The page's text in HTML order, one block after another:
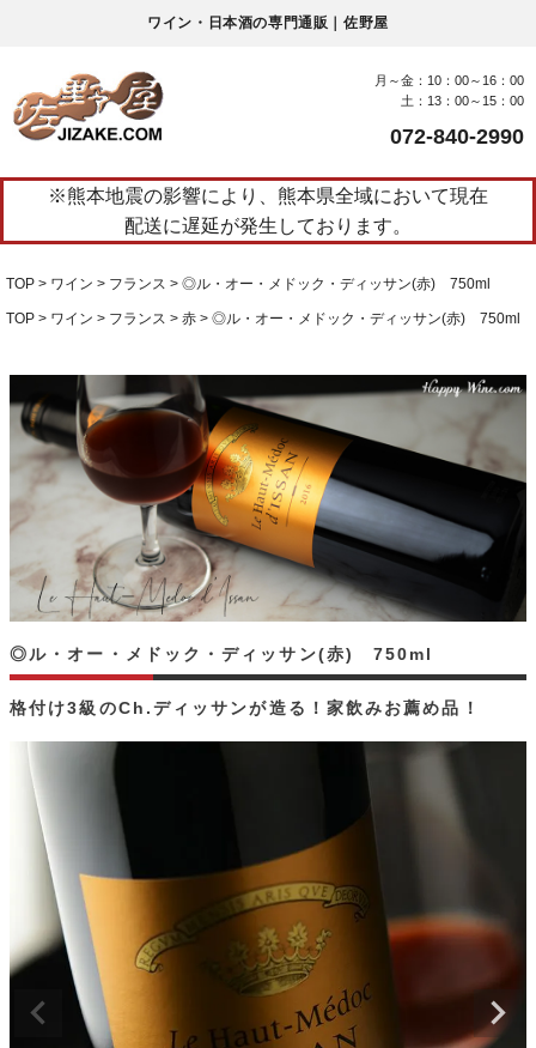
ワイン・日本酒の専門通販｜佐野屋
月～金：10：00～16：00
土：13：00～15：00
072-840-2990
※熊本地震の影響により、熊本県全域において現在
配送に遅延が発生しております。
TOP ワイン フランス ◎ル・オー・メドック・ディッサン(赤) 750ml
TOP ワイン フランス 赤 ◎ル・オー・メドック・ディッサン(赤) 750ml
格付け3級のCh.ディッサンが造る！家飲みお薦め品！
◎ル・オー・メドック・ディッサン(赤) 750ml